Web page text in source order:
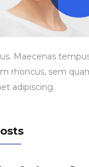
Maecenas
rhoncus, sem
adipiscing.